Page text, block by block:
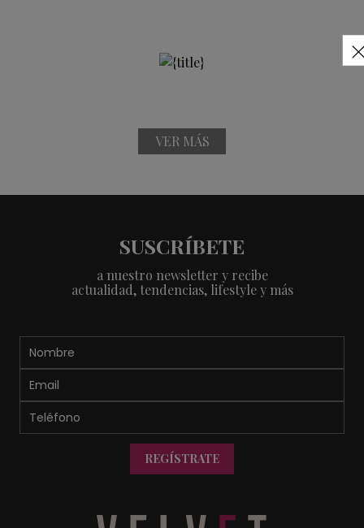
VER MÁS
SUSCRÍBETE
a nuestro newsletter y recibe
actualidad, tendencias, lifestyle y más
REGÍSTRATE